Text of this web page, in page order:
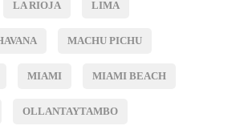
LA RIOJA LIMA
MACHU PICHU
MIAMI MIAMI BEACH
OLLANTAYTAMBO